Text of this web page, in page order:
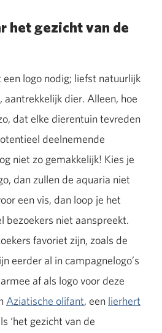
het gezicht van de
een logo nodig; liefst natuurlijk
dier. Alleen, hoe
dat elke dierentuin tevreden
deelnemende
niet zo gemakkelijk! Kies je
dan zullen de aquaria niet
een vis, dan loop je het
bezoekers niet aanspreekt.
favoriet zijn, zoals de
eerder al in campagnelogo’s
af als logo voor deze
Aziatische olifant, een lierhert
‘het gezicht van de